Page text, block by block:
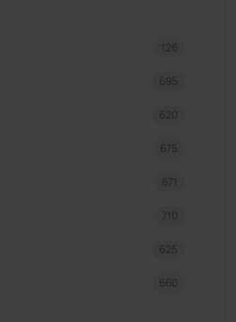
126
695
620
675
671
710
625
660